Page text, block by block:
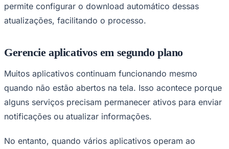
Vasco
permite configurar o download automático dessas
atualizações, facilitando o processo.
Gerencie aplicativos em segundo plano
Muitos aplicativos continuam funcionando mesmo
quando não estão abertos na tela. Isso acontece porque
alguns serviços precisam permanecer ativos para enviar
notificações ou atualizar informações.
No entanto, quando vários aplicativos operam ao